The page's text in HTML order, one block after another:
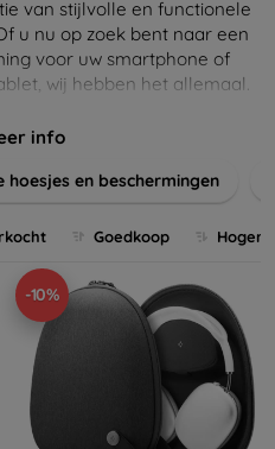
van stijlvolle en functionele
u nu op zoek bent naar een
voor uw smartphone of
wij hebben het allemaal.
en dagelijkse slijtage,
perfecte match voor uw
schermbeschermers en
een complete
Shop nu en geef uw
verdient!
info
hoesjes en beschermingen
Goedkoop
-10%